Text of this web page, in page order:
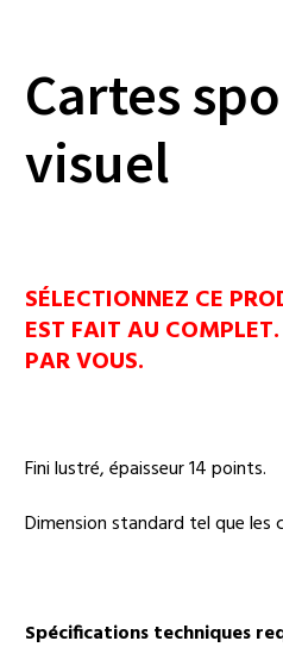
Cartes
visuel
SÉLECTIONNEZ CE
EST FAIT AU
PAR VOUS.
Fini lustré, épaisseur 14 points.
Dimension standard tel que les
Spécifications techniques